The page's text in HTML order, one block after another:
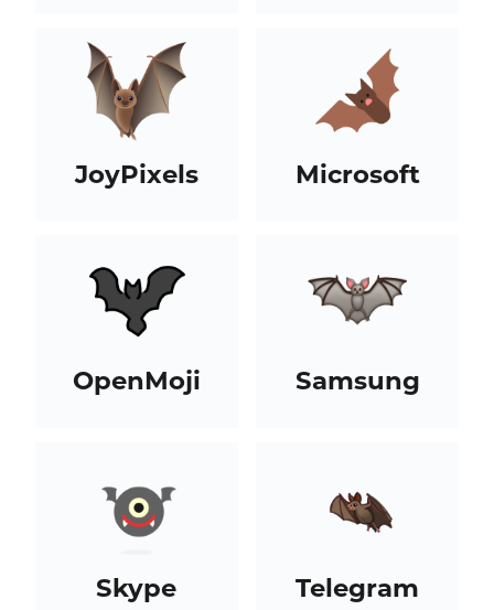
JoyPixels Microsoft
OpenMoji Samsung
Skype Telegram